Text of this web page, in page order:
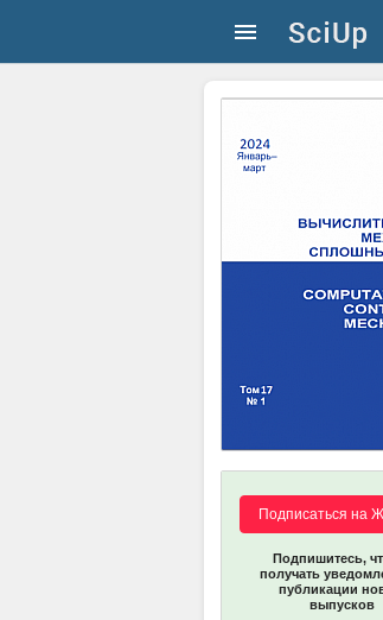
Подписаться на
Подпишитесь,
получать
публикации
выпусков